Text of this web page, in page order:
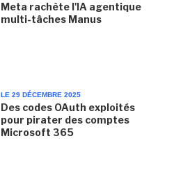
Meta rachète l'IA agentique
multi-tâches Manus
LE 29 DÉCEMBRE 2025
Des codes OAuth exploités
pour pirater des comptes
Microsoft 365